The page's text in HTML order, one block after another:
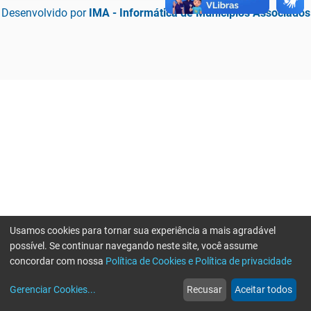
Desenvolvido por IMA - Informática de Municípios Associados
web
Notícias
more_horiz
Mais
Usamos cookies para tornar sua experiência a mais agradável
possível. Se continuar navegando neste site, você assume
concordar com nossa Política de Cookies e Política de privacidade
Gerenciar Cookies... Recusar Aceitar todos
Erro ao enviar informações, por favor tente novamente